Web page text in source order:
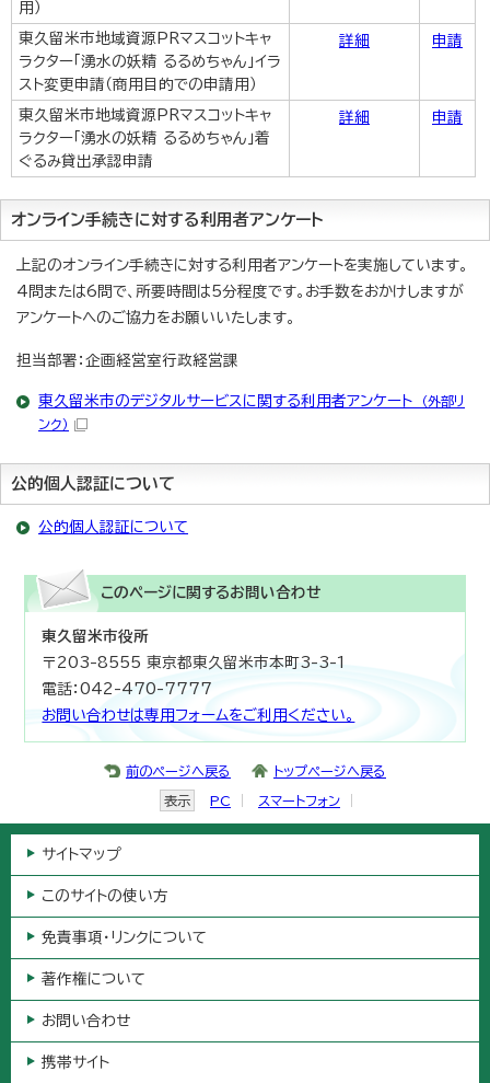
用）
東久留米市地域資源PRマスコットキャ
ラクター「湧水の妖精 るるめちゃん」イラ
スト変更申請（商用目的での申請用）
詳細 申請
東久留米市地域資源PRマスコットキャ
ラクター「湧水の妖精 るるめちゃん」着
ぐるみ貸出承認申請
詳細 申請
オンライン手続きに対する利用者アンケート
上記のオンライン手続きに対する利用者アンケートを実施しています。
4問または6問で、所要時間は5分程度です。お手数をおかけしますが
アンケートへのご協力をお願いいたします。
担当部署：企画経営室行政経営課
東久留米市のデジタルサービスに関する利用者アンケート （外部リ
ンク）
公的個人認証について
公的個人認証について
このページに関するお問い合わせ
東久留米市役所
〒203-8555 東京都東久留米市本町3-3-1
電話：042-470-7777
お問い合わせは専用フォームをご利用ください。
前のページへ戻る トップページへ戻る
表示 PC スマートフォン
サイトマップ
このサイトの使い方
免責事項・リンクについて
著作権について
お問い合わせ
携帯サイト